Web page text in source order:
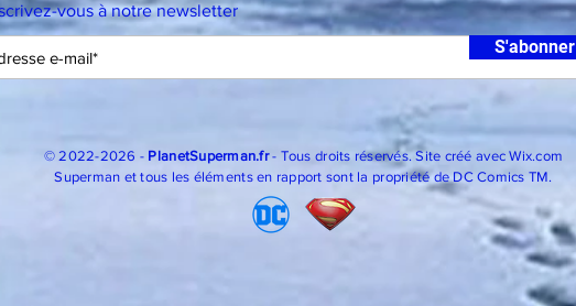
vous à notre newsletter
S'abonner
© 2022-2026 - PlanetSuperman.fr- Tous droits réservés. Site créé avecWix.com
Superman et tous les éléments en rapport sont la propriété de DC Comics TM.